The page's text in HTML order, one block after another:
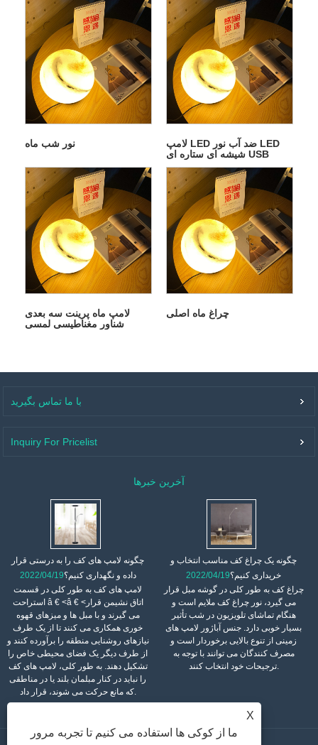
نور شب ماه
لامپ LED ضد آب نور LED
شیشه ای ستاره ای USB
لامپ ماه پرینت سه بعدی
شناور مغناطیسی لمسی
چراغ ماه اصلی
با ما تماس بگیرید
Inquiry For Pricelist
آخرین خبرها
چگونه لامپ های کف را به درستی قرار
داده و نگهداری کنیم؟2022/04/19
لامپ های کف به طور کلی در قسمت
استراحت â € <â € <اتاق نشیمن قرار
می گیرند و با مبل ها و میزهای قهوه
خوری همکاری می کنند تا از یک طرف
نیازهای روشنایی منطقه را برآورده کنند و
از طرف دیگر یک فضای محیطی خاص را
تشکیل دهند. به طور کلی، لامپ های کف
را نباید در کنار مبلمان بلند یا در مناطقی
که مانع حرکت می شوند، قرار داد.
چگونه یک چراغ کف مناسب انتخاب و
خریداری کنیم؟2022/04/19
چراغ کف به طور کلی در گوشه مبل قرار
می گیرد، نور چراغ کف ملایم است و
هنگام تماشای تلویزیون در شب تأثیر
بسیار خوبی دارد. جنس آباژور لامپ های
زمینی از تنوع بالایی برخوردار است و
مصرف کنندگان می توانند با توجه به
ترجیحات خود انتخاب کنند.
X
ما از کوکی ها استفاده می کنیم تا تجربه مرور